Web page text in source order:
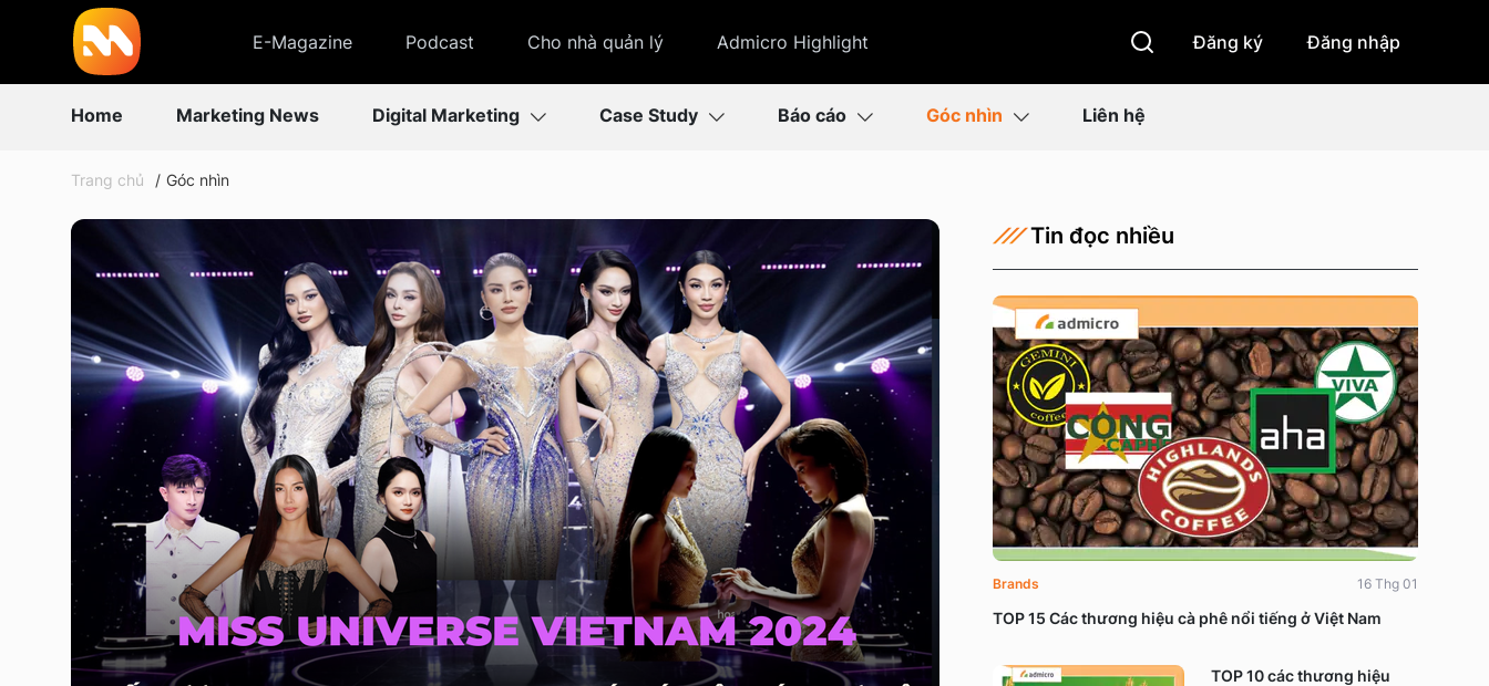
E-Magazine Podcast Cho nhà quản lý Admicro Highlight Đăng ký Đăng nhập
Home Marketing News Digital Marketing Case Study Báo cáo Góc nhìn Liên hệ
Trang chủ Góc nhìn
Tin đọc nhiều
TOP 15 Các thương hiệu cà phê nổi tiếng ở Việt Nam
Brands 16 Thg 01
TOP 10 các thương hiệu